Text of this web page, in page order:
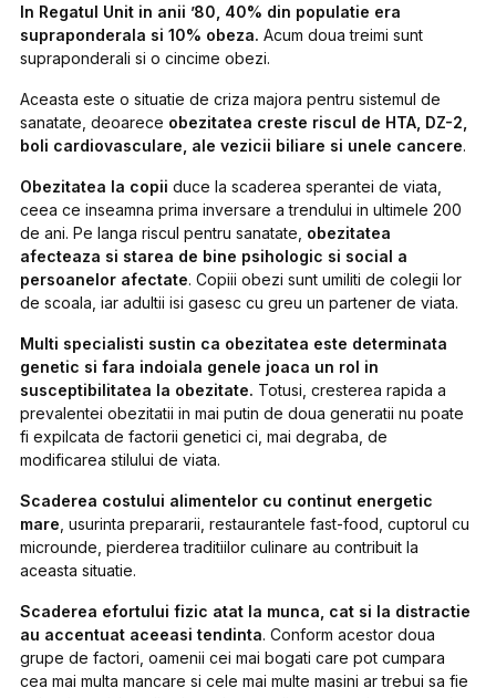
In Regatul Unit in anii ’80, 40% din populatie era
supraponderala si 10% obeza.Acum doua treimi sunt
supraponderali si o cincime obezi.
Aceasta este o situatie de criza majora pentru sistemul de
sanatate, deoarece obezitatea creste riscul de HTA, DZ-2,
boli cardiovasculare, ale vezicii biliare si unele cancere.
Obezitatea la copii duce la scaderea sperantei de viata,
ceea ce inseamna prima inversare a trendului in ultimele 200
de ani. Pe langa riscul pentru sanatate, obezitatea
afecteaza si starea de bine psihologic si social a
persoanelor afectate. Copiii obezi sunt umiliti de colegii lor
de scoala, iar adultii isi gasesc cu greu un partener de viata.
Multi specialisti sustin ca obezitatea este determinata
genetic si fara indoiala genele joaca un rol in
susceptibilitatea la obezitate. Totusi, cresterea rapida a
prevalentei obezitatii in mai putin de doua generatii nu poate
fi expilcata de factorii genetici ci, mai degraba, de
modificarea stilului de viata.
Scaderea costului alimentelor cu continut energetic
mare , usurinta prepararii, restaurantele fast-food, cuptorul cu
microunde, pierderea traditiilor culinare au contribuit la
aceasta situatie.
Scaderea efortului fizic atat la munca, cat si la distractie
au accentuat aceeasi tendinta. Conform acestor doua
grupe de factori, oamenii cei mai bogati care pot cumpara
cea mai multa mancare si cele mai multe masini ar trebui sa fie